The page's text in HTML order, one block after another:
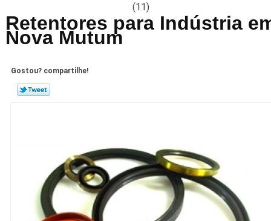
(11)
Retentores para Indústria
Nova Mutum
Gostou? compartilhe!